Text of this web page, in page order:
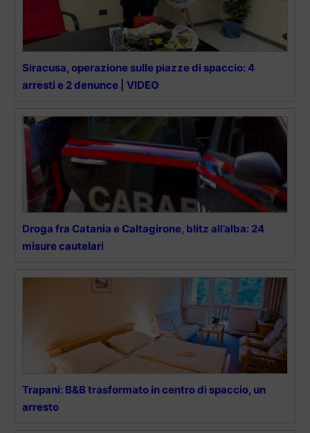
Siracusa, operazione sulle piazze di spaccio: 4
arresti e 2 denunce | VIDEO
Droga fra Catania e Caltagirone, blitz all’alba: 24
misure cautelari
Trapani: B&B trasformato in centro di spaccio, un
arresto